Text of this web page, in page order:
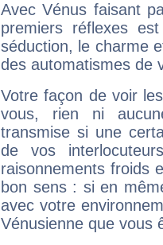
Avec Vénus faisant
premiers réflexes
séduction, le charme
des automatismes de
Votre façon de voir
vous, rien ni
transmise si une
de vos
raisonnements froids
bon sens : si en
avec votre
Vénusienne que vous